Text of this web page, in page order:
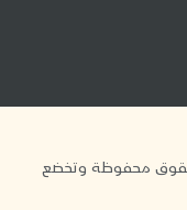
محفوظة وتخضع